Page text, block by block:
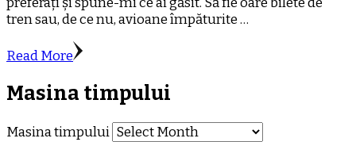
tren sau, de ce nu, avioane împăturite …
Read More
Masina timpului
Masina timpului